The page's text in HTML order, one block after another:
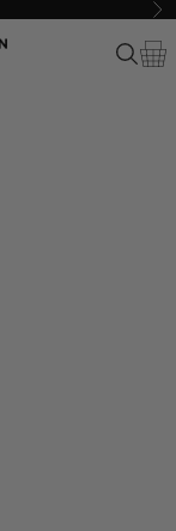
Vor
Suche